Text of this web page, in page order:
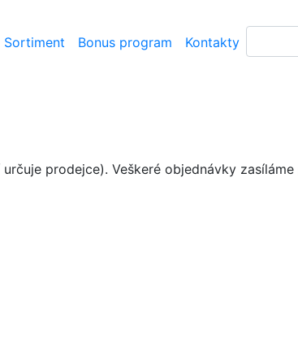
Sortiment Bonus program
Kontakty
prodejce). Veškeré objednávky zasíláme